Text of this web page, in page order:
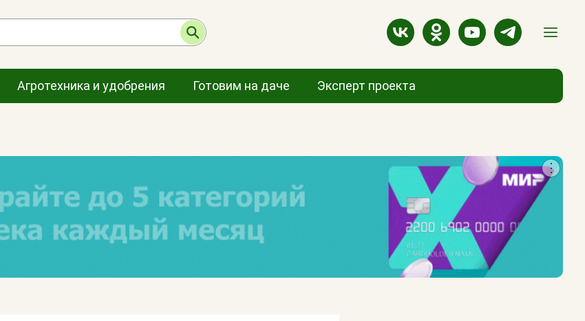
Агротехника и удобрения Готовим на даче Эксперт проекта